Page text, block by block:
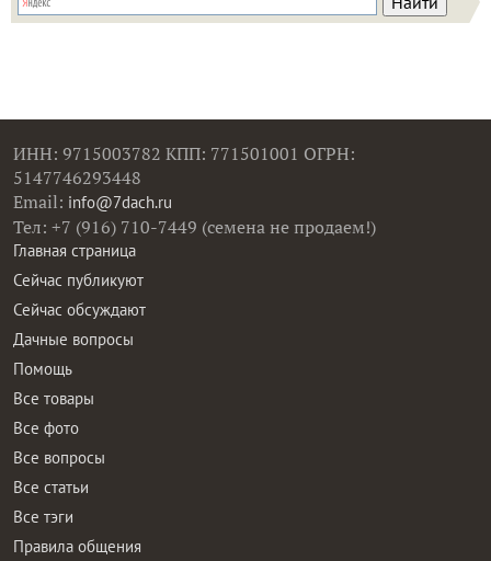
ИНН: 9715003782 КПП: 771501001 ОГРН:
5147746293448
Email: info@7dach.ru
Тел: +7 (916) 710-7449 (семена не продаем!)
Главная страница
Сейчас публикуют
Сейчас обсуждают
Дачные вопросы
Помощь
Все товары
Все фото
Все вопросы
Все статьи
Все тэги
Правила общения